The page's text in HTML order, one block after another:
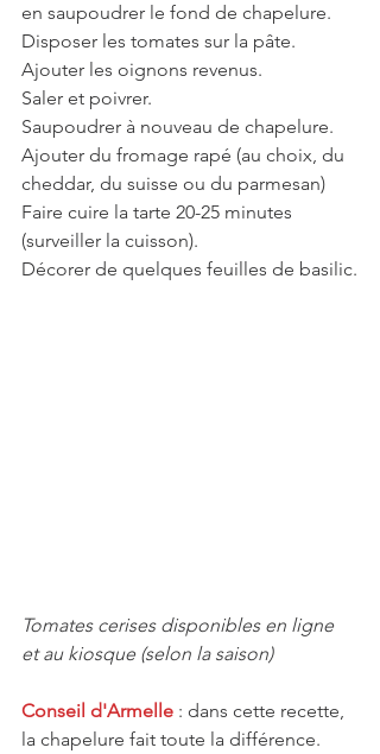
en saupoudrer le fond de chapelure.
Disposer les tomates sur la pâte.
Ajouter les oignons revenus.
Saler et poivrer.
Saupoudrer à nouveau de chapelure.
Ajouter du fromage rapé (au choix, du
cheddar, du suisse ou du parmesan)
Faire cuire la tarte 20-25 minutes
(surveiller la cuisson).
Décorer de quelques feuilles de basilic.
Tomates cerises disponibles en ligne
et au kiosque (selon la saison)
Conseil d'Armelle : dans cette recette,
la chapelure fait toute la différence.